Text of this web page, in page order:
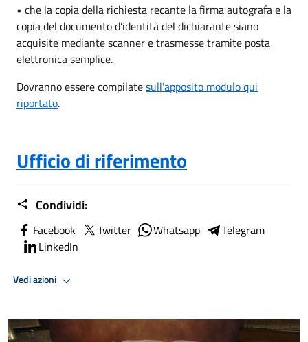
• che la copia della richiesta recante la firma autografa e la
copia del documento d’identità del dichiarante siano
acquisite mediante scanner e trasmesse tramite posta
elettronica semplice.
Dovranno essere compilatesull'apposito modulo qui
riportato.
Ufficio di riferimento
Condividi:
Facebook Twitter Whatsapp
Telegram
LinkedIn
Vedi azioni